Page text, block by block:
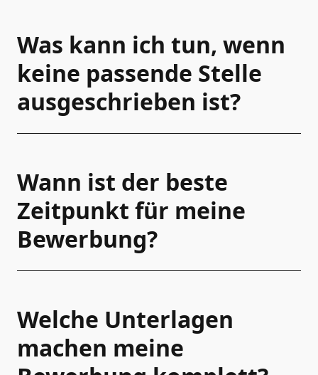
Was kann ich tun, wenn
keine passende Stelle
ausgeschrieben ist?
Wann ist der beste
Zeitpunkt für meine
Bewerbung?
Welche Unterlagen
machen meine